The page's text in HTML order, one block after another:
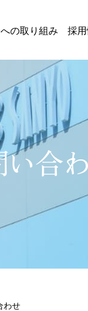
の取り組み 採
合
わせ